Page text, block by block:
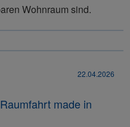
Wohnraum sind.
22.04.2026
made in